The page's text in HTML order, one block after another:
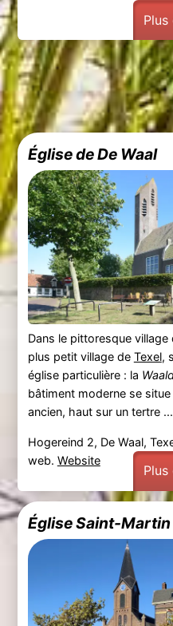
Église de De Waal
Dans le pittoresque village
plus petit village de Texel,
église particulière : la
bâtiment moderne se
ancien, haut sur un tertre ...
Hogereind 2, De Waal,
web. Website
Église Saint-Martin